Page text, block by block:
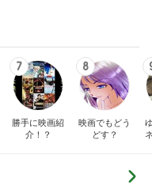
7
勝手に映画紹
介！？
8
映画でもどう
どす？